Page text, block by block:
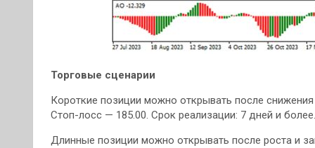
Торговые сценарии
Короткие позиции можно открывать после
Стоп-лосс — 185.00. Срок реализации: 7 дней и более.
Длинные позиции можно открывать после роста и